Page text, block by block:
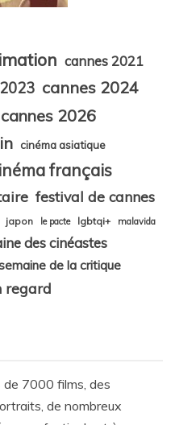
cannes 2021
cannes 2024
cannes 2026
cinéma asiatique
français
festival de cannes
japon le pacte lgbtqi+ malavida
des cinéastes
de la critique
regard
de 7000 films, des
de nombreux